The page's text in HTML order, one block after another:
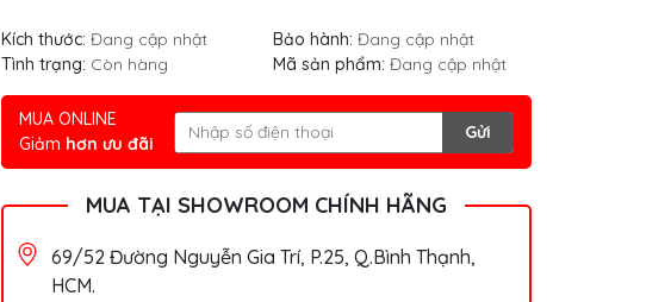
Kích thước: Đang cập nhật Bảo hành: Đang cập nhật
Tình trạng: Còn hàng Mã sản phẩm: Đang cập nhật
MUA ONLINE
Giảm hơn ưu đãi
Gửi
MUA TẠI SHOWROOM CHÍNH HÃNG
69/52 Đường Nguyễn Gia Trí, P.25, Q.Bình Thạnh,
HCM.